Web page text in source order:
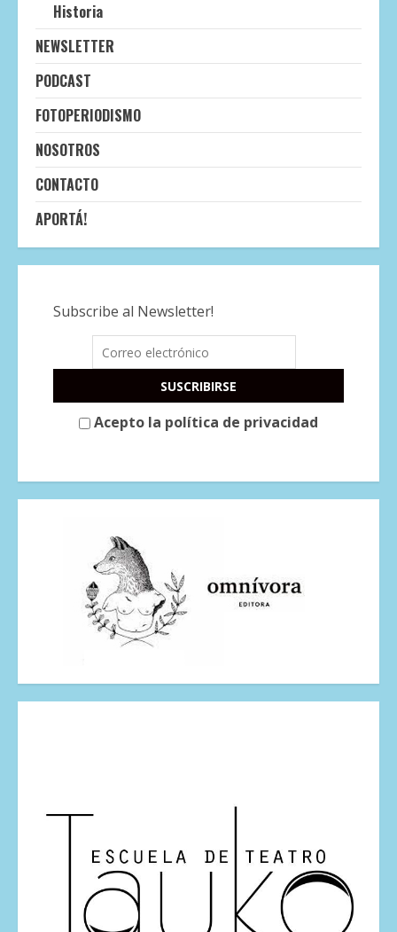
Historia
NEWSLETTER
PODCAST
FOTOPERIODISMO
NOSOTROS
CONTACTO
APORTÁ!
Subscribe al Newsletter!
Acepto la política de privacidad